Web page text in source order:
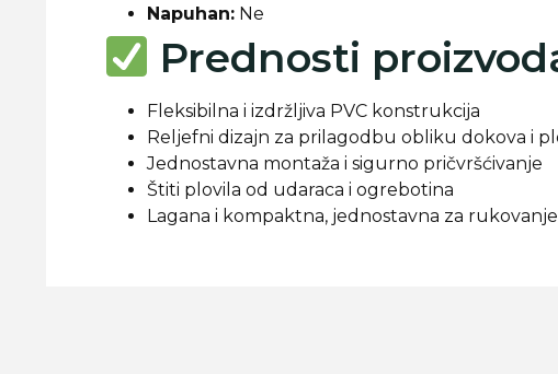
Napuhan: Ne
Prednosti
Fleksibilna i izdržljiva PVC konstrukcija
Reljefni dizajn za prilagodbu obliku dokova i
Jednostavna montaža i sigurno pričvršćivanje
Štiti plovila od udaraca i ogrebotina
Lagana i kompaktna, jednostavna za rukovanje